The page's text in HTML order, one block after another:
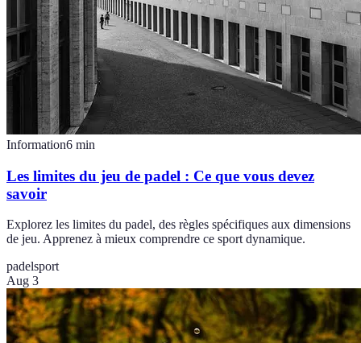
Information6 min
Les limites du jeu de padel : Ce que vous devez
savoir
Explorez les limites du padel, des règles spécifiques aux dimensions
de jeu. Apprenez à mieux comprendre ce sport dynamique.
padelsport
Aug 3